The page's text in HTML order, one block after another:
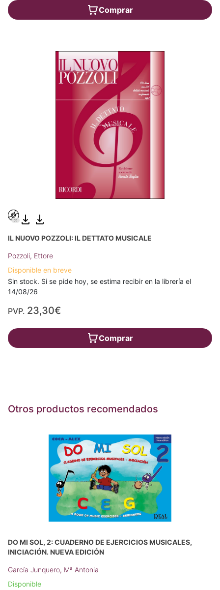
Comprar
IL NUOVO POZZOLI: IL DETTATO MUSICALE
Pozzoli, Ettore
Disponible en breve
Sin stock. Si se pide hoy, se estima recibir en la librería el
14/08/26
PVP. 23,30€
Comprar
Otros productos recomendados
DO MI SOL, 2: CUADERNO DE EJERCICIOS MUSICALES,
INICIACIÓN. NUEVA EDICIÓN
García Junquero, Mª Antonia
Disponible